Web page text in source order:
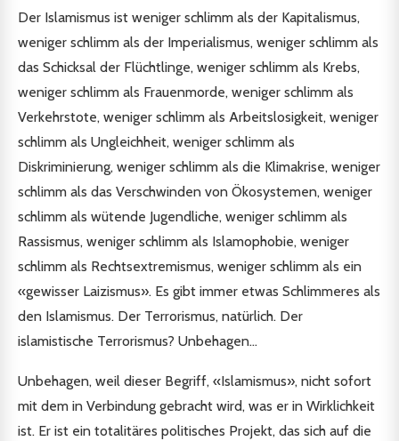
Der Islamismus ist weniger schlimm als der Kapitalismus,
weniger schlimm als der Imperialismus, weniger schlimm als
das Schicksal der Flüchtlinge, weniger schlimm als Krebs,
weniger schlimm als Frauenmorde, weniger schlimm als
Verkehrstote, weniger schlimm als Arbeitslosigkeit, weniger
schlimm als Ungleichheit, weniger schlimm als
Diskriminierung, weniger schlimm als die Klimakrise, weniger
schlimm als das Verschwinden von Ökosystemen, weniger
schlimm als wütende Jugendliche, weniger schlimm als
Rassismus, weniger schlimm als Islamophobie, weniger
schlimm als Rechtsextremismus, weniger schlimm als ein
«gewisser Laizismus». Es gibt immer etwas Schlimmeres als
den Islamismus. Der Terrorismus, natürlich. Der
islamistische Terrorismus? Unbehagen...
Unbehagen, weil dieser Begriff, «Islamismus», nicht sofort
mit dem in Verbindung gebracht wird, was er in Wirklichkeit
ist. Er ist ein totalitäres politisches Projekt, das sich auf die